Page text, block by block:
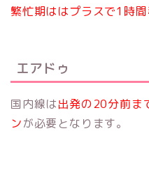
繁忙期ははプラスで1時間
エアドゥ
国内線は出発の20分前ま
ンが必要となります。